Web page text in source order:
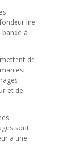
lire
à
de
est
et de
sont
a une